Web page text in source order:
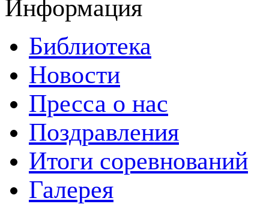
Информация
Библиотека
Новости
Пресса о нас
Поздравления
Итоги соревнований
Галерея